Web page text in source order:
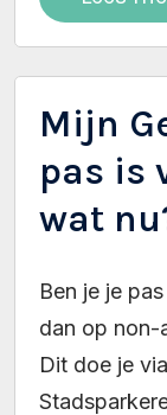
Mijn
pas is
wat
Ben je je
dan op non-
Dit doe je